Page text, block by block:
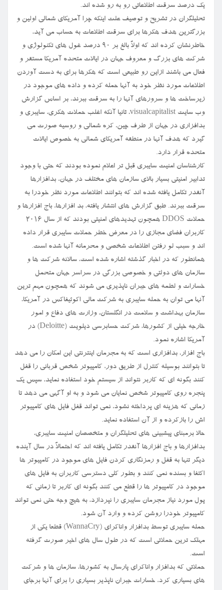
یک درصد سرقت اطلاعاتی رو به رو شده اند.
تحلیلگران در تشریح و توصیف علت اینکه چرا آمریکای شمالی اولین و
بزرگترین هدف هکرها برای سرقت اطلاعات به حساب می آید،
خاطرنشان کرده اند که اولاً بالغ بر ۹۰ درصد غول های تکنولوژی و
شرکت های بزرگ و معروف جهان در ایالات متحده آمریکا مستقر و
فعال می باشند ازاین رو طبیعی است که هکرها برای به دست آوردن
اطلاعات مورد نظر خود به آنها حمله کرده و داده های موجود در
زیرساخت ها و سرورهای آنها را به سرقت ببرند، بر اساس گزارش
وب سایت visualcapitalist، ثانیا آنکه اغلب حملات هکری، سایبری و
بدافزاری در جهان از طرف چین، کره شمالی و روسیه صورت می
گیرد که هدف آنها در منطقه آمریکای شمالی به خصوص ایالات
متحده قرار دارد.
کارشناسان امنیت سایبری قبل تر اعلام نموده بودند که حتی با وجود
تدابیر امنیتی بسیار بالای سازمان های مختلف در جهان، بدافزارها
آنقدر تکامل یافته شده اند که بتوانند اطلاعات مورد نظر خودرا به
سرقت ببرند. طبق گزارش های انتشار یافته، بد افزارها، باج افزارها و
حملات DDOS همچون تهدیدهای امنیتی بودند که از سال ۲۰۱۶
کاربران فضای مجازی را در معرض خطر حملات سایبری قرار داده
اند و سبب لو رفتن اطلاعات شخصی و محرمانه آنها شده است.
همانطور که در اخبار گذشته اشاره شده است، سالانه شرکت ها و
سازمان های دولتی و خصوصی بزرگی در سراسر جهان متحمل
خسارات و لطمه های جبران ناپذیری می شوند که همچون مهم ترین
آنها می توان به حمله سایبری به شرکت مالی اکوئیفاکس در آمریکا،
سازمان بهداشت و سلامت در انگلستان، وزارت های دفاع و امور
خارجه خیلی از کشورها، شرکت حسابرسی دیلویت (Deloitte) در
آمریکا اشاره نمود.
باج افزار، بدافزاری است که به مجرمان اینترنتی این امکان را می دهد
تا بتوانند بوسیله کنترل از طریق دور، کامپیوتر شخص قربانی را قفل
کنند بگونه ای که کاربر نتواند از سیستم خود استفاده نماید، سپس یک
پنجره روی کامپیوتر شخص نمایان می شود و به او آگهی می دهد تا
زمانی که هزینه ای پرداخته نشود، نمی تواند قفل فایل های کامپیوتر
اش را بازکرده و از آن استفاده نماید.
حالا برمبنای پیشبینی های تحلیلگران و متخصصان امنیت سایبری،
بدافزارها و باج افزارها آنقدر تکامل یافته اند که احتمالاً در سال آینده
دیگر تنها به قفل و رمزنگاری کردن فایل های موجود در کامپیوتر ها
اکتفا و بسنده نمی کنند و بطور کلی دسترسی کاربران به فایل های
موجود در کامپیوتر ها را قطع می کنند بگونه ای کاربر تا زمانی که
پول مورد نیاز مجرمان سایبری را نپردازد، به هیچ وجه حتی نمی تواند
کامپیوتر خودرا روشن کرده و وارد آن شود.
حمله سایبری توسط بدافزار واناکرای (WannaCry) قطعا یکی از
مهلک ترین حملاتی است که در طول سال های اخیر صورت گرفته
است.
حملاتی که بدافزار واناکرای پارسال به کشورها، سازمان ها و شرکت
های بسیاری کرد، خسارات جبران ناپذیر بسیاری را برای آنها برجای